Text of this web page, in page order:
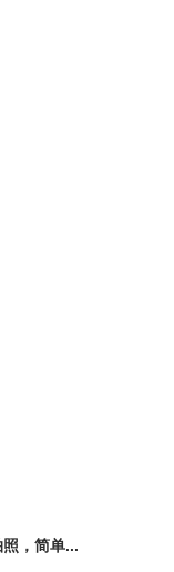
，简单...